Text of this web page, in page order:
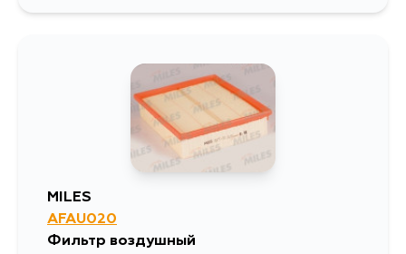
MILES
AFAU020
Фильтр воздушный